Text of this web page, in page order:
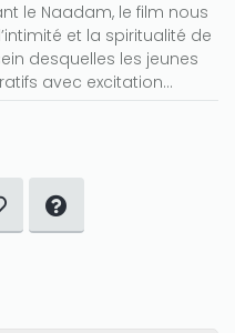
le Naadam, le film nous
et la spiritualité de
desquelles les jeunes
avec excitation…